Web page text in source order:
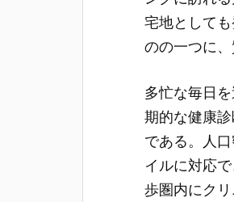
宅地として
のの一つに
多忙な毎日
期的な健康
である。人
イルに対応
歩圏内にク